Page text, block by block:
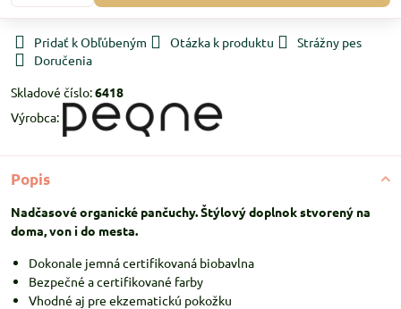
Pridať k Obľúbeným Otázka k produktu
Strážny pes
Doručenia
Skladové číslo:6418
Výrobca:
Popis
Nadčasové organické pančuchy. Štýlový doplnok stvorený na
doma, von i do mesta.
Dokonale jemná certifikovaná biobavlna
Bezpečné a certifikované farby
Vhodné aj pre ekzematickú pokožku